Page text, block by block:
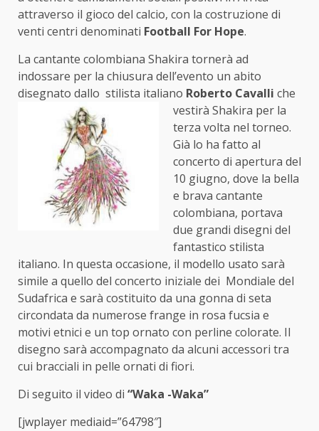
attraverso il gioco del calcio, con la costruzione di
venti centri denominati Football For Hope.
La cantante colombiana Shakira tornerà ad
indossare per la chiusura dell’evento un abito
disegnato dallo stilista italiano Roberto Cavalli che
vestirà Shakira per la
terza volta nel torneo.
Già lo ha fatto al
concerto di apertura del
10 giugno, dove la bella
e brava cantante
colombiana, portava
due grandi disegni del
fantastico stilista
italiano. In questa occasione, il modello usato sarà
simile a quello del concerto iniziale dei Mondiale del
Sudafrica e sarà costituito da una gonna di seta
circondata da numerose frange in rosa fucsia e
motivi etnici e un top ornato con perline colorate. Il
disegno sarà accompagnato da alcuni accessori tra
cui bracciali in pelle ornati di fiori.
Di seguito il video di “Waka -Waka”
[jwplayer mediaid=”64798″]